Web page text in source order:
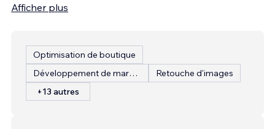
Afficher plus
Optimisation de boutique
Développement de marque
Retouche d'images
+13 autres